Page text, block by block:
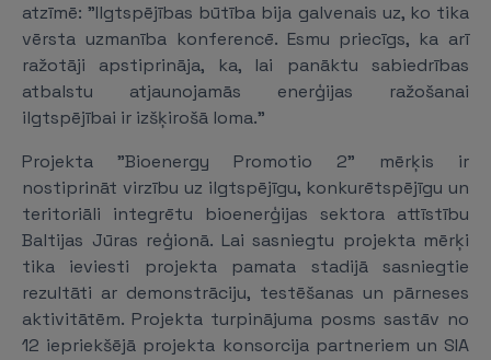
atzīmē: "Ilgtspējības būtība bija galvenais uz, ko tika
vērsta uzmanība konferencē. Esmu priecīgs, ka arī
ražotāji apstiprināja, ka, lai panāktu sabiedrības
atbalstu atjaunojamās enerģijas ražošanai
ilgtspējībai ir izšķirošā loma."
Projekta "Bioenergy Promotio 2" mērķis ir
nostiprināt virzību uz ilgtspējīgu, konkurētspējīgu un
teritoriāli integrētu bioenerģijas sektora attīstību
Baltijas Jūras reģionā. Lai sasniegtu projekta mērķi
tika ieviesti projekta pamata stadijā sasniegtie
rezultāti ar demonstrāciju, testēšanas un pārneses
aktivitātēm. Projekta turpinājuma posms sastāv no
12 iepriekšējā projekta konsorcija partneriem un SIA